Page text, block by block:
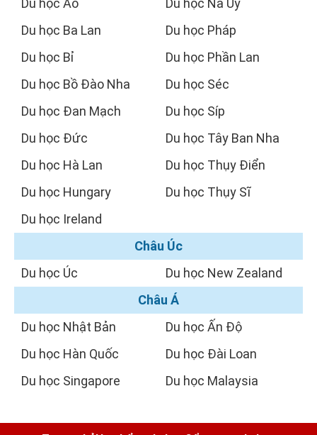
Du học Áo
Du học Ba Lan
Du học Bỉ
Du học Bồ Đào Nha
Du học Đan Mạch
Du học Đức
Du học Hà Lan
Du học Hungary
Du học Ireland
Du học Na Uy
Du học Pháp
Du học Phần Lan
Du học Séc
Du học Síp
Du học Tây Ban Nha
Du học Thụy Điển
Du học Thụy Sĩ
Châu Úc
Du học Úc
Du học New Zealand
Châu Á
Du học Nhật Bản
Du học Hàn Quốc
Du học Singapore
Du học Ấn Độ
Du học Đài Loan
Du học Malaysia